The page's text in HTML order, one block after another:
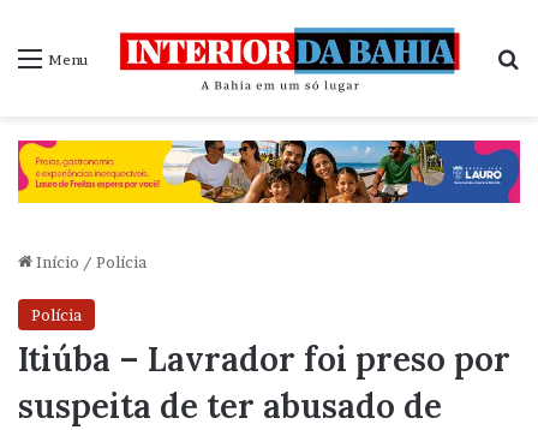
Menu
Início / Polícia
Polícia
Itiúba – Lavrador foi preso por
suspeita de ter abusado de